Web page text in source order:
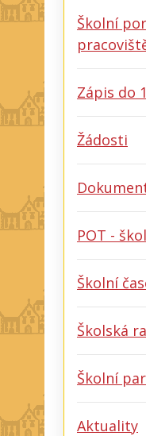
Školní
Zápis do
Žádosti
POT -
Školní
Školská
Školní
Aktuality